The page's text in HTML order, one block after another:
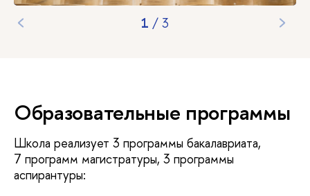
1 / 3
Образовательные программы
Школа реализует 3 программы бакалавриата,
7 программ магистратуры, 3 программы
аспирантуры: